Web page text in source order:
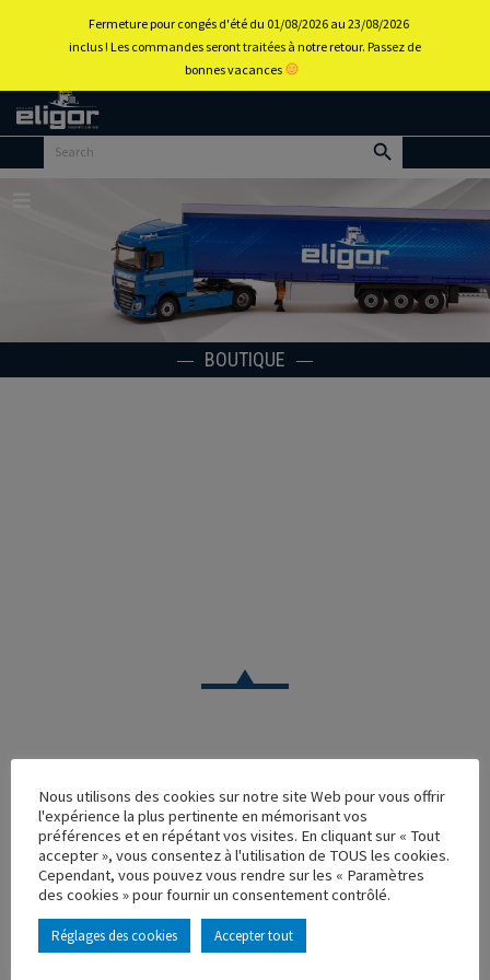
Retour
BOUTIQUE
CAMION
VOLVO FH LES ROUTIERS LYONNAIS
Réf. : 110465
Rupture de stock
Caractéristique principales :
Nous utilisons des cookies sur notre site Web pour vous offrir
l'expérience la plus pertinente en mémorisant vos
préférences et en répétant vos visites. En cliquant sur « Tout
accepter », vous consentez à l'utilisation de TOUS les cookies.
Cependant, vous pouvez vous rendre sur les « Paramètres
des cookies » pour fournir un consentement contrôlé.
Réglages des cookies Accepter tout
Fermeture pour congés d'été du 01/08/2026 au 23/08/2026
inclus ! Les commandes seront traitées à notre retour. Passez de
bonnes vacances